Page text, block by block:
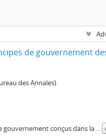
de gouvernement
des Annales).
gouvernement conçus dans la ...